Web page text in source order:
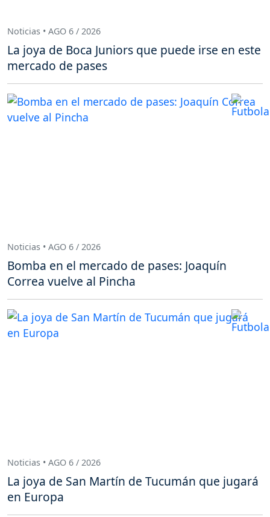
Noticias • AGO 6 / 2026
La joya de Boca Juniors que puede irse en este
mercado de pases
Noticias • AGO 6 / 2026
Bomba en el mercado de pases: Joaquín
Correa vuelve al Pincha
Noticias • AGO 6 / 2026
La joya de San Martín de Tucumán que jugará
en Europa